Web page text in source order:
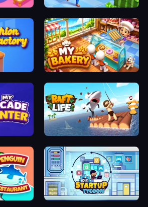
Supermarket Empire
My bakery
Raft Life
Idle Startup Tycoon